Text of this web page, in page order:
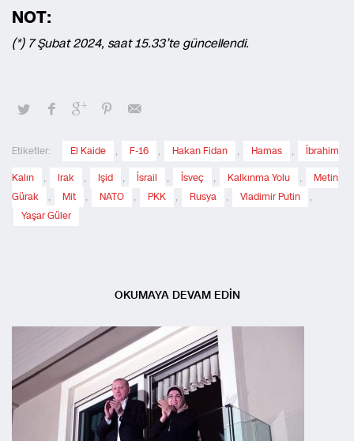
NOT:
(*) 7 Şubat 2024, saat 15.33’te güncellendi.
Etiketler: El Kaide , F-16 , Hakan Fidan , Hamas , İbrahim
Kalın , Irak , Işid , İsrail , İsveç , Kalkınma Yolu ,
Metin
Gürak
, Mit , NATO , PKK , Rusya , Vladimir Putin
,
Yaşar Güler
OKUMAYA DEVAM EDİN